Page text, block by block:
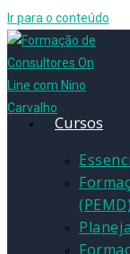
Ir para o conteúdo
Cursos
(PEMD)